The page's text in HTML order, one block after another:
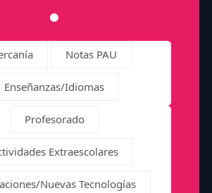
Notas PAU
Enseñanzas/Idiomas
Profesorado
Extraescolares
Nuevas Tecnologías